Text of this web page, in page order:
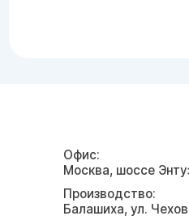
Офис:
Москва, шоссе
Производство:
Балашиха, ул.